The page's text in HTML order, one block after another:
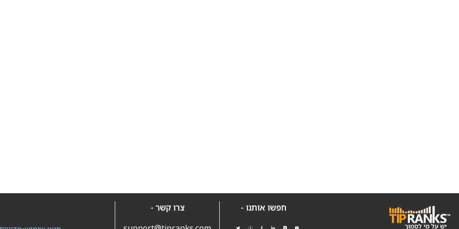
חפשו אותנו -
צרו קשר -